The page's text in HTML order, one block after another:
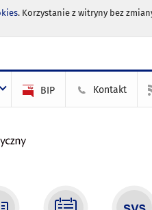
. Korzystanie z witryny bez
BIP Kontakt